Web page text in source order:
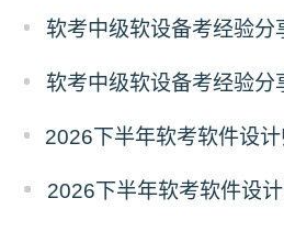
2026下半年软考软件设